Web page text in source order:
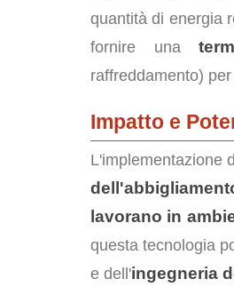
quantità di energia
fornire una
raffreddamento)
Impatto e
L'implementazione
lavorano in
questa tecnologia
e dell'ingegneria